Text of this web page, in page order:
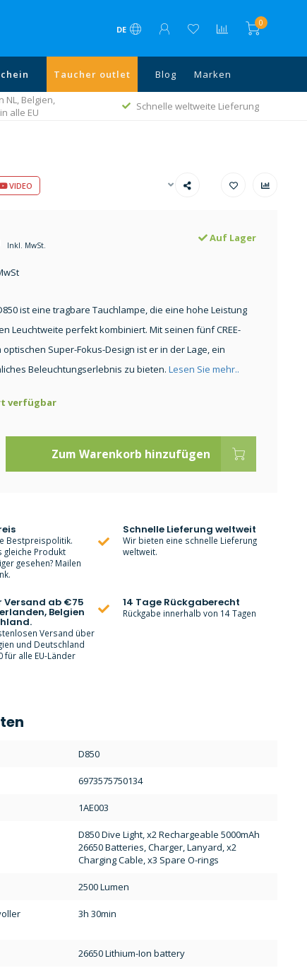
DE
0
Taucher outlet Blog Marken
NL, Belgien,
alle EU
Schnelle weltweite Lieferung
VIDEO
Inkl. MwSt.
Auf Lager
ist eine tragbare Tauchlampe, die eine hohe Leistung
Leuchtweite perfekt kombiniert. Mit seinen fünf CREE-
optischen Super-Fokus-Design ist er in der Lage, ein
Beleuchtungserlebnis zu bieten. Lesen Sie mehr..
verfügbar
Zum Warenkorb hinzufügen
Bestpreispolitik.
gleiche Produkt
gesehen? Mailen
Schnelle Lieferung weltweit
Wir bieten eine schnelle Lieferung
weltweit.
Versand ab €75
Belgien
Versand über
und Deutschland
für alle EU-Länder
14 Tage Rückgaberecht
Rückgabe innerhalb von 14 Tagen
D850
6973575750134
1AE003
D850 Dive Light, x2 Rechargeable 5000mAh
26650 Batteries, Charger, Lanyard, x2
Charging Cable, x3 Spare O-rings
2500 Lumen
3h 30min
26650 Lithium-Ion battery